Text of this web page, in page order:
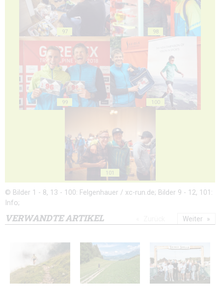
97 98
99 100
101
© Bilder 1 - 8, 13 - 100: Felgenhauer / xc-run.de; Bilder 9 - 12, 101:
Info;
VERWANDTE ARTIKEL Weiter